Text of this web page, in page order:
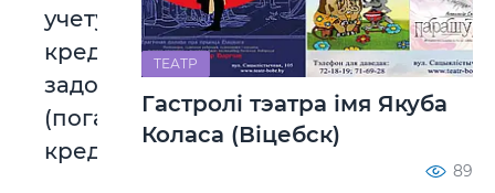
учету
кредитной
задолженности
(погашение
кредитов)
ТЕАТР
Гастролі тэатра імя Якуба
Коласа (Віцебск)
89